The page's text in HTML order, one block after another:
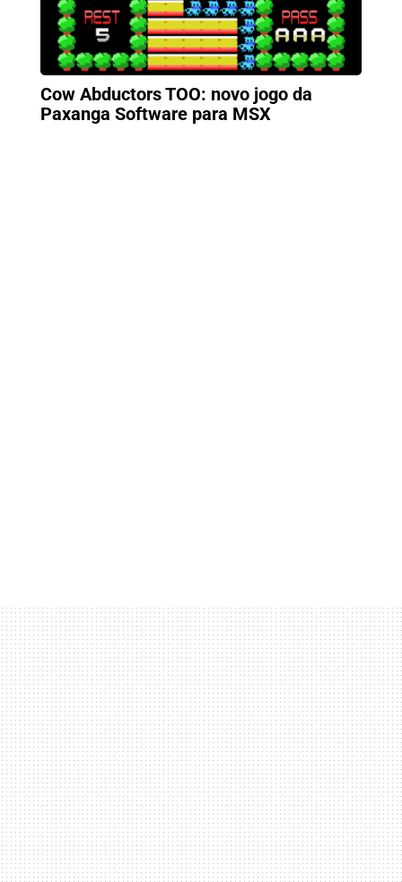
Cow Abductors TOO: novo jogo da
Paxanga Software para MSX